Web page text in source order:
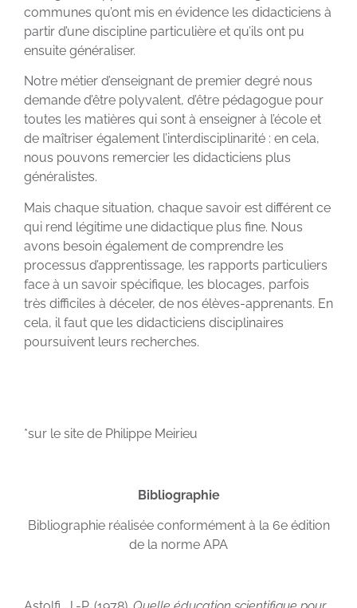
communes qu’ont mis en évidence les didacticiens à
partir d’une discipline particulière et qu’ils ont pu
ensuite généraliser.
Notre métier d’enseignant de premier degré nous
demande d’être polyvalent, d’être pédagogue pour
toutes les matières qui sont à enseigner à l’école et
de maîtriser également l’interdisciplinarité : en cela,
nous pouvons remercier les didacticiens plus
généralistes.
Mais chaque situation, chaque savoir est différent ce
qui rend légitime une didactique plus fine. Nous
avons besoin également de comprendre les
processus d’apprentissage, les rapports particuliers
face à un savoir spécifique, les blocages, parfois
très difficiles à déceler, de nos élèves-apprenants. En
cela, il faut que les didacticiens disciplinaires
poursuivent leurs recherches.
*sur le site de Philippe Meirieu
Bibliographie
Bibliographie réalisée conformément à la 6e édition
de la norme APA